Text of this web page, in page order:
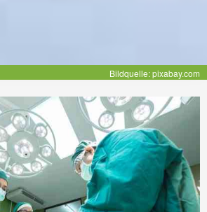
Bildquelle: pixabay.com